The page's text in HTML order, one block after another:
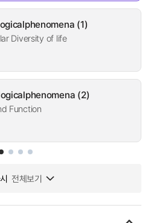
(1)
Diversity of life
(2)
Function
전체보기